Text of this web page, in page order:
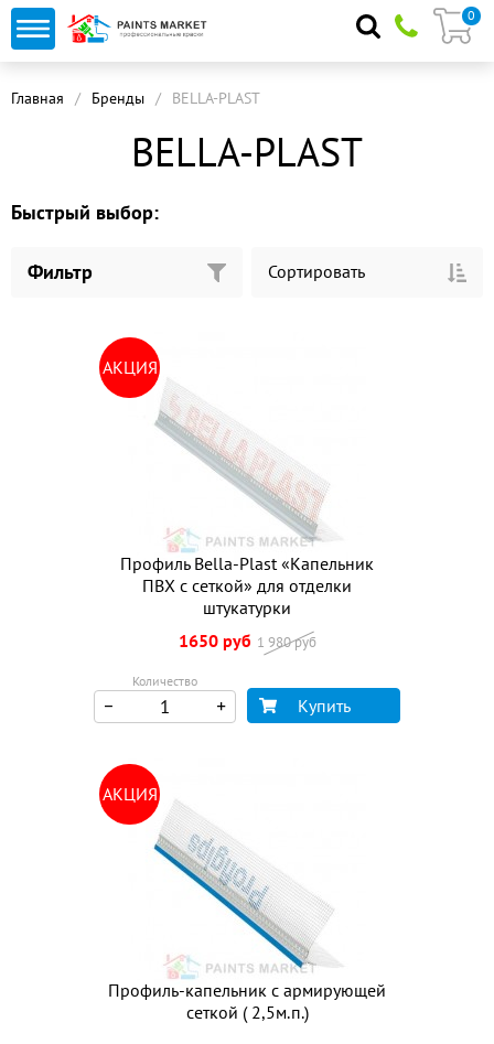
0
Главная Бренды BELLA-PLAST
BELLA-PLAST
Быстрый выбор:
Фильтр Сортировать
АКЦИЯ
Профиль Bella-Plast «Капельник
ПВХ с сеткой» для отделки
штукатурки
1650 руб 1 980 руб
Количество
Купить
АКЦИЯ
Профиль-капельник с армирующей
сеткой ( 2,5м.п.)